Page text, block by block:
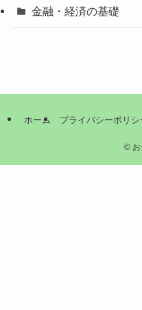
金融・経済の基礎
ホーム プライバシーポリシ
©お